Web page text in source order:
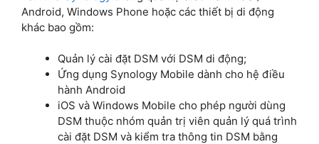
Android, Windows Phone hoặc các thiết bị di động
khác bao gồm:
Quản lý cài đặt DSM với DSM di động;
Ứng dụng Synology Mobile dành cho hệ điều
hành Android
iOS và Windows Mobile cho phép người dùng
DSM thuộc nhóm quản trị viên quản lý quá trình
cài đặt DSM và kiểm tra thông tin DSM bằng